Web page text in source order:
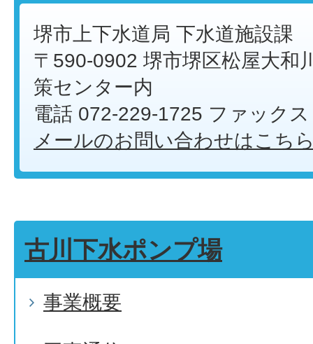
堺市上下水道局 下水道施設課
〒590-0902 堺市堺区松屋大和
策センター内
電話 072-229-1725 ファック
メールのお問い合わせはこち
古川下水ポンプ場
事業概要